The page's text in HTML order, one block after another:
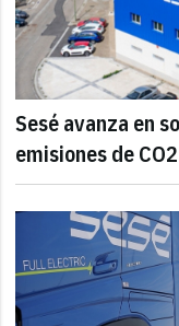
Sesé avanza en
emisiones de